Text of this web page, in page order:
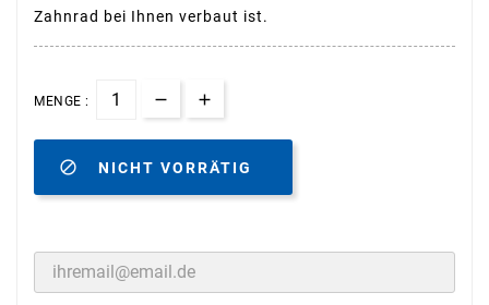
Zahnrad bei Ihnen verbaut ist.
MENGE :
 NICHT VORRÄTIG